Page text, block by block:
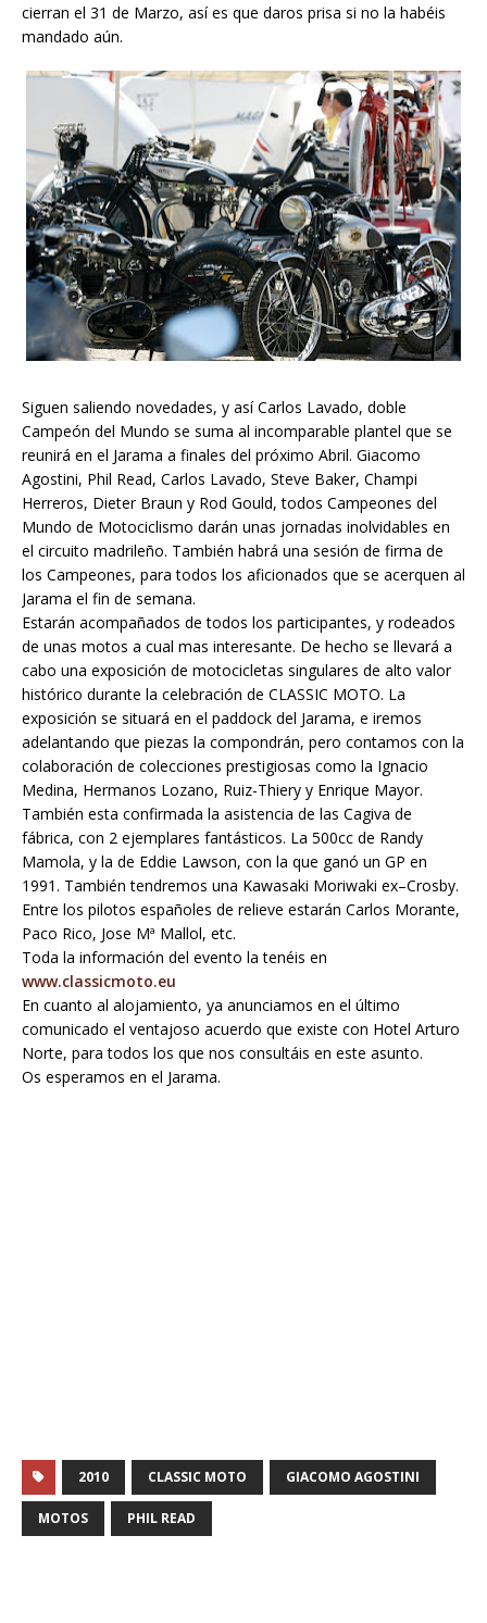
cierran el 31 de Marzo, así es que daros prisa si no la habéis
mandado aún.
Siguen saliendo novedades, y así Carlos Lavado, doble
Campeón del Mundo se suma al incomparable plantel que se
reunirá en el Jarama a finales del próximo Abril. Giacomo
Agostini, Phil Read, Carlos Lavado, Steve Baker, Champi
Herreros, Dieter Braun y Rod Gould, todos Campeones del
Mundo de Motociclismo darán unas jornadas inolvidables en
el circuito madrileño. También habrá una sesión de firma de
los Campeones, para todos los aficionados que se acerquen al
Jarama el fin de semana.
Estarán acompañados de todos los participantes, y rodeados
de unas motos a cual mas interesante. De hecho se llevará a
cabo una exposición de motocicletas singulares de alto valor
histórico durante la celebración de CLASSIC MOTO. La
exposición se situará en el paddock del Jarama, e iremos
adelantando que piezas la compondrán, pero contamos con la
colaboración de colecciones prestigiosas como la Ignacio
Medina, Hermanos Lozano, Ruiz-Thiery y Enrique Mayor.
También esta confirmada la asistencia de las Cagiva de
fábrica, con 2 ejemplares fantásticos. La 500cc de Randy
Mamola, y la de Eddie Lawson, con la que ganó un GP en
1991. También tendremos una Kawasaki Moriwaki ex–Crosby.
Entre los pilotos españoles de relieve estarán Carlos Morante,
Paco Rico, Jose Mª Mallol, etc.
Toda la información del evento la tenéis en
www.classicmoto.eu
En cuanto al alojamiento, ya anunciamos en el último
comunicado el ventajoso acuerdo que existe con Hotel Arturo
Norte, para todos los que nos consultáis en este asunto.
Os esperamos en el Jarama.
2010 CLASSIC MOTO GIACOMO AGOSTINI
MOTOS PHIL READ